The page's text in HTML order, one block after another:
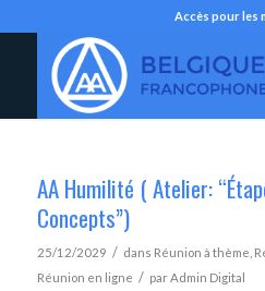
Accès pour les
AA Humilité ( Atelier:
Concepts”)
25/12/2029 / dans Réunion à thème
Réunion en ligne / parAdmin Digital